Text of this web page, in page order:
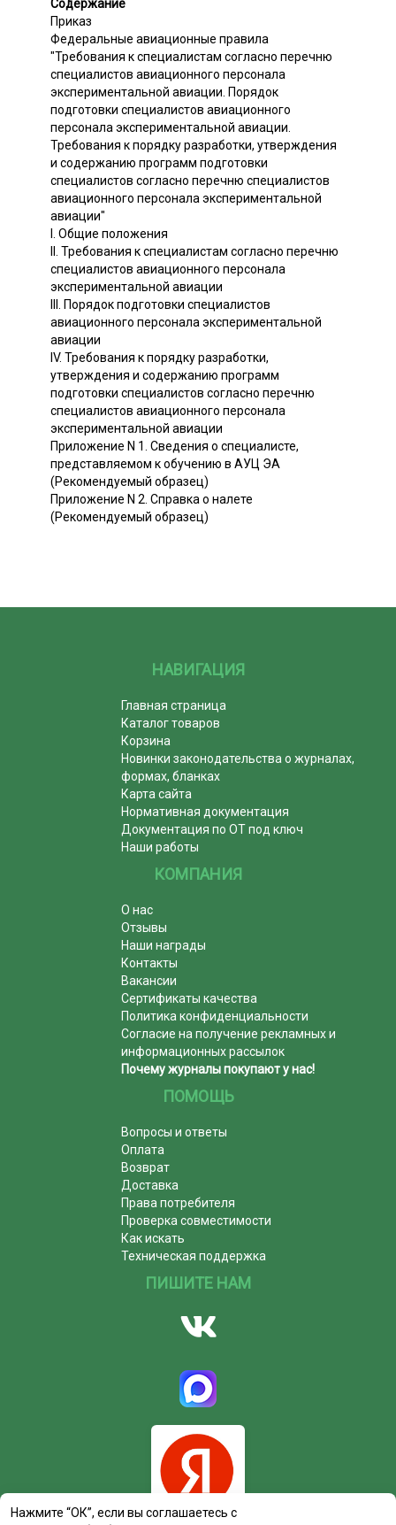
Содержание
Приказ
Федеральные авиационные правила
"Требования к специалистам согласно перечню
специалистов авиационного персонала
экспериментальной авиации. Порядок
подготовки специалистов авиационного
персонала экспериментальной авиации.
Требования к порядку разработки, утверждения
и содержанию программ подготовки
специалистов согласно перечню специалистов
авиационного персонала экспериментальной
авиации"
I. Общие положения
II. Требования к специалистам согласно перечню
специалистов авиационного персонала
экспериментальной авиации
III. Порядок подготовки специалистов
авиационного персонала экспериментальной
авиации
IV. Требования к порядку разработки,
утверждения и содержанию программ
подготовки специалистов согласно перечню
специалистов авиационного персонала
экспериментальной авиации
Приложение N 1. Сведения о специалисте,
представляемом к обучению в АУЦ ЭА
(Рекомендуемый образец)
Приложение N 2. Справка о налете
(Рекомендуемый образец)
НАВИГАЦИЯ
Главная страница
Каталог товаров
Корзина
Новинки законодательства о журналах,
формах, бланках
Карта сайта
Нормативная документация
Документация по ОТ под ключ
Наши работы
КОМПАНИЯ
О нас
Отзывы
Наши награды
Контакты
Вакансии
Сертификаты качества
Политика конфиденциальности
Согласие на получение рекламных и
информационных рассылок
Почему журналы покупают у нас!
ПОМОЩЬ
Вопросы и ответы
Оплата
Возврат
Доставка
Права потребителя
Проверка совместимости
Как искать
Техническая поддержка
ПИШИТЕ НАМ
Нажмите “ОК”, если вы соглашаетесь с